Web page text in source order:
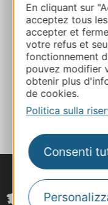
En cliquant sur
acceptez tous
accepter et
votre refus et
fonctionnement
pouvez modifier
obtenir plus
de cookies.
Politica sulla
Consenti
Sito web
Facebook
AGGIUNGI
AL TACCUINO